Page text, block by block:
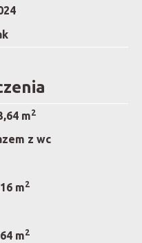
m2
z wc
m2
m2